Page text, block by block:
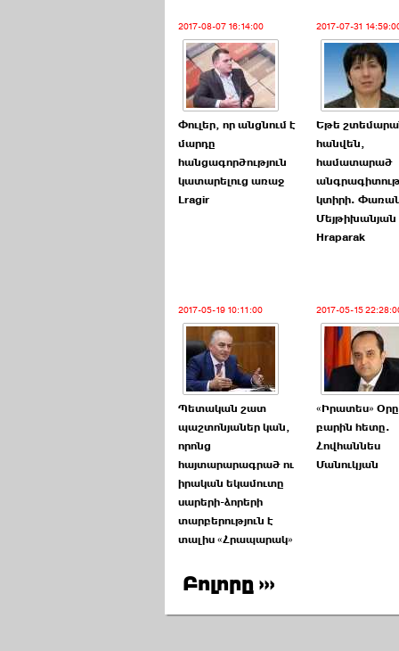
2017-08-07 16:14:00
Փուլեր, որ անցնում է
մարդը
հանցագործություն
կատարելուց առաջ
Lragir
2017-07-31
Եթե
հանվեն,
համատարած
կտիրի.
Մեյթիխանյան
Hraparak
2017-05-19 10:11:00
Պետական շատ
պաշտոնյաներ կան,
որոնց
հայտարարագրած ու
իրական եկամուտը
սարերի-ձորերի
տարբերություն է
տալիս «Հրապարակ»
2017-05-15
«Իրատես»
բարին հետը.
Հովհաննես
Մանուկյան
Բոլորը ›››